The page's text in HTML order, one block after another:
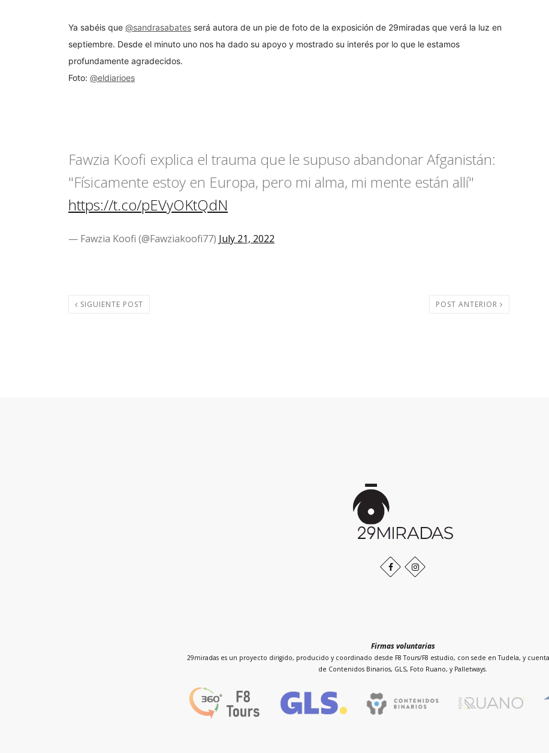
Ya sabéis que @sandrasabates será autora de un pie de foto de la exposición de 29miradas que verá la luz en
septiembre. Desde el minuto uno nos ha dado su apoyo y mostrado su interés por lo que le estamos
profundamente agradecidos.
Foto: @eldiarioes
Fawzia Koofi explica el trauma que le supuso abandonar Afganistán:
"Físicamente estoy en Europa, pero mi alma, mi mente están allí"
https://t.co/pEVyOKtQdN
— Fawzia Koofi (@Fawziakoofi77) July 21, 2022
SIGUIENTE POST POST ANTERIOR
FacebookInstagram
Firmas voluntarias
29miradas es un proyecto dirigido, producido y coordinado desde F8 Tours/F8 estudio, con sede en Tudela, y
de Contenidos Binarios, GLS, Foto Ruano, y Palletways.